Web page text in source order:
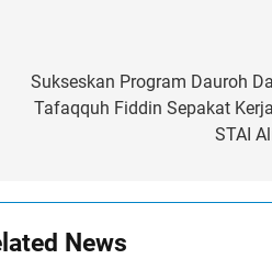
navigation
Sukseskan Program Dauroh
Tafaqquh Fiddin Sepakat
STAI
News